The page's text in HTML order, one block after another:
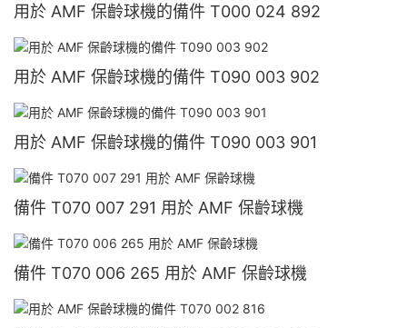
用於 AMF 保齡球機的備件 T000 024 892
用於 AMF 保齡球機的備件 T090 003 902
用於 AMF 保齡球機的備件 T090 003 901
備件 T070 007 291 用於 AMF 保齡球機
備件 T070 006 265 用於 AMF 保齡球機